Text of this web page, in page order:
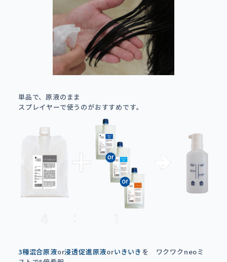
単品で、原液のまま
スプレイヤーで使うのがおすすめです。
3種混合原液or浸透促進原液orいきいき を ワクワクneoミ